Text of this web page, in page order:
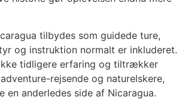
tilbydes som guidede ture,
og instruktion normalt er inkluderet.
tidligere erfaring og tiltrækker
rejsende og naturelskere,
en anderledes side af Nicaragua.